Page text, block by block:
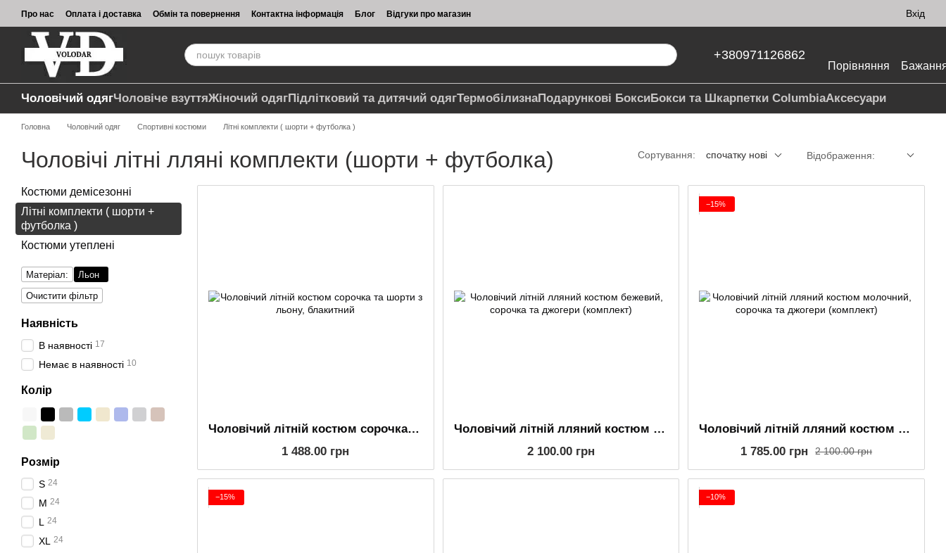
Перейти до основного контенту
Про нас Оплата і доставка Обмін та повернення Контактна інформація Блог Відгуки про магазин Вхід
+380971126862
Порівняння
Чоловічий одягЧоловіче взуттяЖіночий одягПідлітковий та дитячий одягТермобілизнаПодарункові БоксиБокси та Шкарпетки ColumbiaАксесуари
Головна Чоловічий одяг Спортивні костюми Літні комплекти ( шорти + футболка )
Чоловічі літні лляні комплекти (шорти + футболка) Сортування: спочатку нові Відображення:
Чоловічий літній костюм сорочка та шорти з льону, блакитний
1 488.00 грн
Чоловічий літній лляний костюм бежевий, сорочка та джогери (комплект)
2 100.00 грн
−15%
Чоловічий літній лляний костюм молочний, сорочка та джогери (комплект)
2 100.00 грн
1 785.00 грн
−15% −10%
Костюми демісезонні
Літні комплекти ( шорти +
футболка )
Костюми утеплені
Матеріал:
Льон
Очистити фільтр
Наявність
В наявності 17
Немає в наявності 10
Колір
Розмір
S 24
M 24
L 24
XL 24